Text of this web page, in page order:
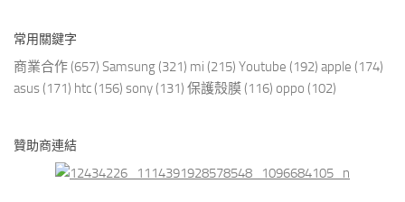
常用關鍵字
商業合作 (657) Samsung (321) mi (215) Youtube (192) apple (174)
asus (171) htc (156) sony (131) 保護殼膜 (116) oppo (102)
贊助商連結